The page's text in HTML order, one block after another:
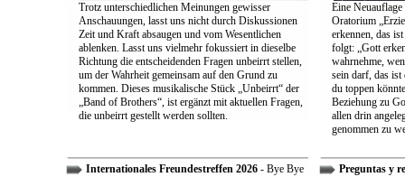
Trotz unterschiedlichen Meinungen gewisser
Anschauungen, lasst uns nicht durch Diskussionen
Zeit und Kraft absaugen und vom Wesentlichen
ablenken. Lasst uns vielmehr fokussiert in dieselbe
Richtung die entscheidenden Fragen unbeirrt stellen,
um der Wahrheit gemeinsam auf den Grund zu
kommen. Dieses musikalische Stück „Unbeirrt“ der
„Band of Brothers“, ist ergänzt mit aktuellen Fragen,
die unbeirrt gestellt werden sollten.
Eine Neuauflage
Oratorium
erkennen, das
folgt: „Gott
wahrnehme,
sein darf, das ist
du toppen
Beziehung zu
allen drin
genommen zu
Internationales Freundestreffen 2026- Bye Bye
Preguntas y